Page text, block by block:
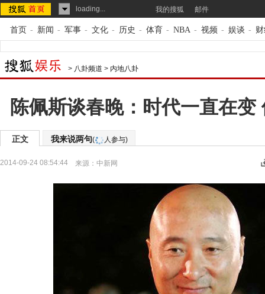
loading... 我的搜狐 邮件
首页 - 新闻 - 军事 - 文化 - 历史 - 体育 - NBA - 视频 - 娱谈 -
> 八卦频道 > 内地八卦
陈佩斯谈春晚：时代一直在变
正文 我来说两句( 人参与)
2014-09-24 08:54:44 来源： 中新网